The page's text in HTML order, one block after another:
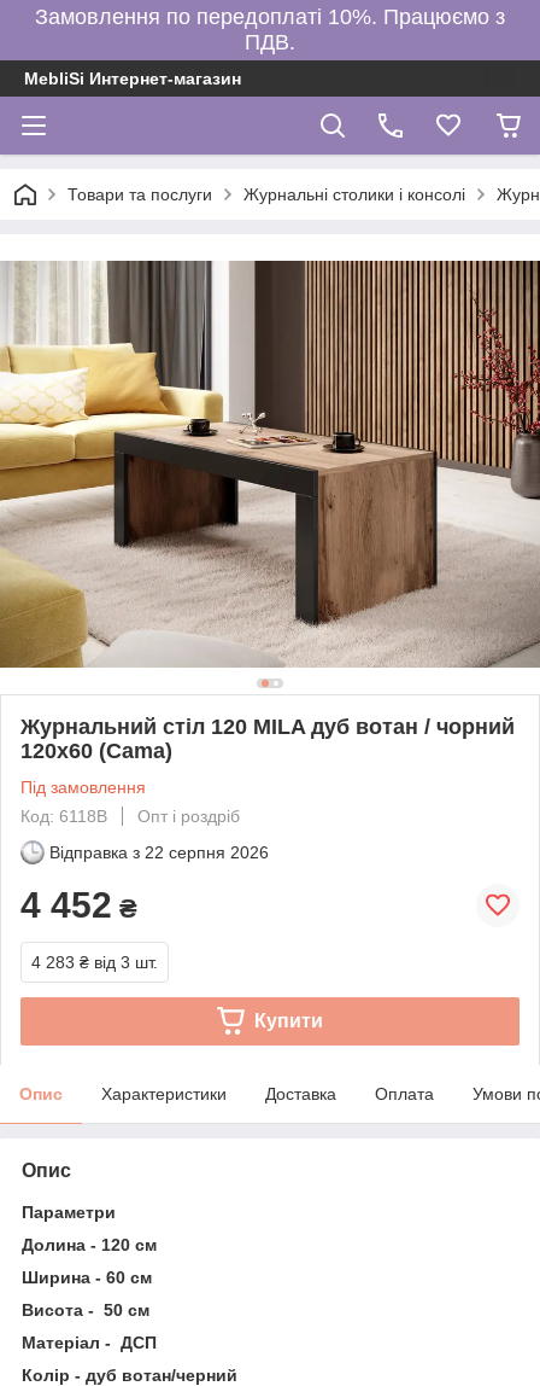
Замовлення по передоплаті 10%. Працюємо з
ПДВ.
MebliSi Интернет-магазин
Товари та послуги Журнальні столики і консолі
Журнальний стіл 120 MILA дуб вотан / чорний
120х60 (Cama)
Під замовлення
Код: 6118В
Опт і роздріб
Відправка з 22 серпня 2026
4 452 ₴
4 283 ₴ від 3 шт.
Купити
Опис Характеристики Доставка Оплата Умови
Опис
Параметри
Долина - 120 см
Ширина - 60 см
Висота - 50 см
Матеріал - ДСП
Колір - дуб вотан/черний